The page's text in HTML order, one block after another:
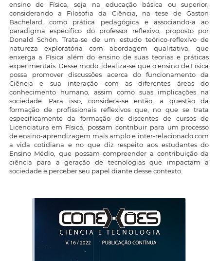
ensino de Física, seja na educação básica ou superior,
considerando a Filosofia da Ciência, na tese de Gaston
Bachelard, como prática pedagógica e associando-a ao
paradigma específico do professor reflexivo, proposto por
Donald Schön. Trata-se de um estudo teórico-reflexivo de
natureza exploratória com abordagem qualitativa, que
enxerga a Física além do ensino de suas teorias e práticas
experimentais. Desse modo, idealiza-se que o ensino de Física
possa promover discussões acerca do funcionamento da
Ciência e sua interação com as diferentes áreas do
conhecimento humano, assim como suas implicações na
sociedade. Para isso, considera-se então, a questão da
formação de profissionais reflexivos que, no que se trata
especificamente da formação de discentes de cursos de
Licenciatura em Física, possam contribuir para um processo
de ensino-aprendizagem mais amplo e inter-relacionado com
a vida cotidiana e no que diz respeito aos estudantes do
Ensino Médio, que possam compreender a contribuição da
ciência para a geração de tecnologias que impactam a
sociedade e perceber seu papel diante desse contexto.